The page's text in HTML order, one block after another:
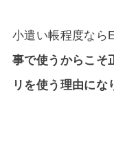
小遣い帳程度なら
事で使うからこそ
リを使う理由にな